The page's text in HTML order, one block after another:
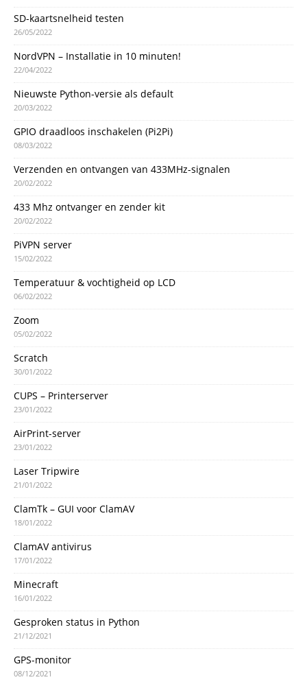
SD-kaartsnelheid testen
26/05/2022
NordVPN – Installatie in 10 minuten!
22/04/2022
Nieuwste Python-versie als default
20/03/2022
GPIO draadloos inschakelen (Pi2Pi)
08/03/2022
Verzenden en ontvangen van 433MHz-signalen
20/02/2022
433 Mhz ontvanger en zender kit
20/02/2022
PiVPN server
15/02/2022
Temperatuur & vochtigheid op LCD
06/02/2022
Zoom
05/02/2022
Scratch
30/01/2022
CUPS – Printerserver
23/01/2022
AirPrint-server
23/01/2022
Laser Tripwire
21/01/2022
ClamTk – GUI voor ClamAV
18/01/2022
ClamAV antivirus
17/01/2022
Minecraft
16/01/2022
Gesproken status in Python
21/12/2021
GPS-monitor
08/12/2021